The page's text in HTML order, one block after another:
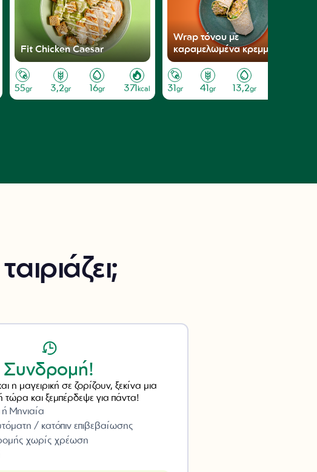
Fit Chicken Caesar
55gr 3,2gr 16gr 371 kcal
Wrap τόνου με
καραμελωμένα κρεμμύδια
31 gr 41 gr 13,2gr
Συνδρομή!
η μαγειρική σε ζορίζουν, ξεκίνα μια
και ξεμπέρδεψε για πάντα!
Μηνιαία
/ κατόπιν επιβεβαίωσης
χωρίς χρέωση